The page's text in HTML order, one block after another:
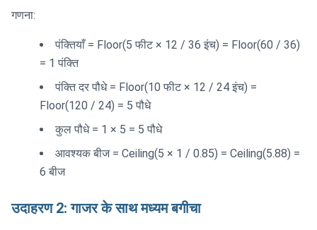
गणना:
पंक्तियाँ = Floor(5 फीट × 12 / 36 इंच) = Floor(60 / 36)
= 1 पंक्ति
पंक्ति दर पौधे = Floor(10 फीट × 12 / 24 इंच) =
Floor(120 / 24) = 5 पौधे
कुल पौधे = 1 × 5 = 5 पौधे
आवश्यक बीज = Ceiling(5 × 1 / 0.85) = Ceiling(5.88) =
6 बीज
उदाहरण 2: गाजर के साथ मध्यम बगीचा